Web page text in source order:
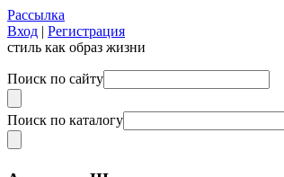
Рассылка
Вход | Регистрация
стиль как образ жизни
Поиск по сайту
Поиск по каталогу